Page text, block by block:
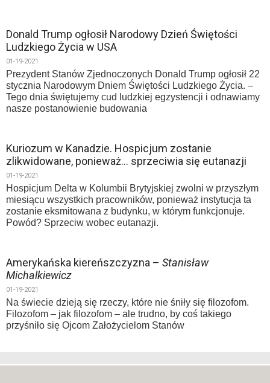
Donald Trump ogłosił Narodowy Dzień Świętości
Ludzkiego Życia w USA
01-19-2021
Prezydent Stanów Zjednoczonych Donald Trump ogłosił 22
stycznia Narodowym Dniem Świętości Ludzkiego Życia. –
Tego dnia świętujemy cud ludzkiej egzystencji i odnawiamy
nasze postanowienie budowania
Kuriozum w Kanadzie. Hospicjum zostanie
zlikwidowane, ponieważ… sprzeciwia się eutanazji
01-19-2021
Hospicjum Delta w Kolumbii Brytyjskiej zwolni w przyszłym
miesiącu wszystkich pracowników, ponieważ instytucja ta
zostanie eksmitowana z budynku, w którym funkcjonuje.
Powód? Sprzeciw wobec eutanazji.
Amerykańska kiereńszczyzna – Stanisław
Michalkiewicz
01-19-2021
Na świecie dzieją się rzeczy, które nie śniły się filozofom.
Filozofom – jak filozofom – ale trudno, by coś takiego
przyśniło się Ojcom Założycielom Stanów